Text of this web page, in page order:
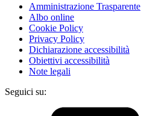
Amministrazione Trasparente
Albo online
Cookie Policy
Privacy Policy
Dichiarazione accessibilità
Obiettivi accessibilità
Note legali
Seguici su: